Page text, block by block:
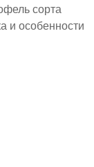
сорта
и особенности